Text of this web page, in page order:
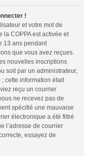
!
et votre mot de
la COPPA est activée et
13 ans pendant
que vous avez reçues.
nouvelles inscriptions
soit par un administrateur,
cette information était
reçu un courrier
ne recevez pas de
spécifié une mauvaise
électronique a été filtré
l’adresse de courrier
essayez de